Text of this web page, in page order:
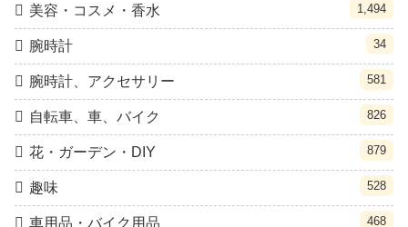
美容・コスメ・香水 1,494
腕時計 34
腕時計、アクセサリー 581
自転車、車、バイク 826
花・ガーデン・DIY 879
趣味 528
車用品・バイク用品 468